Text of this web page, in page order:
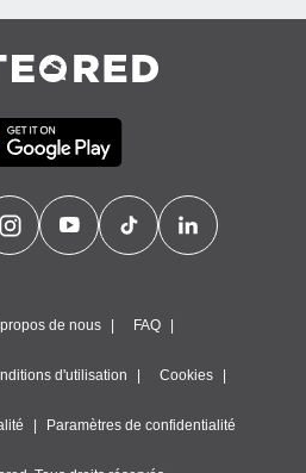
de nous FAQ
d'utilisation Cookies
Paramètres de confidentialité